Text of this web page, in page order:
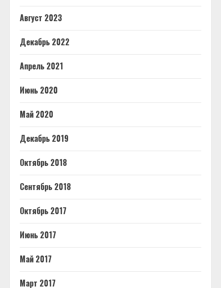
Август 2023
Декабрь 2022
Апрель 2021
Июнь 2020
Май 2020
Декабрь 2019
Октябрь 2018
Сентябрь 2018
Октябрь 2017
Июнь 2017
Май 2017
Март 2017